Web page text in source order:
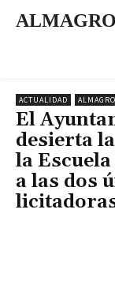
ACTUALIDAD ALMAGRO
El
desierta
la
a las dos